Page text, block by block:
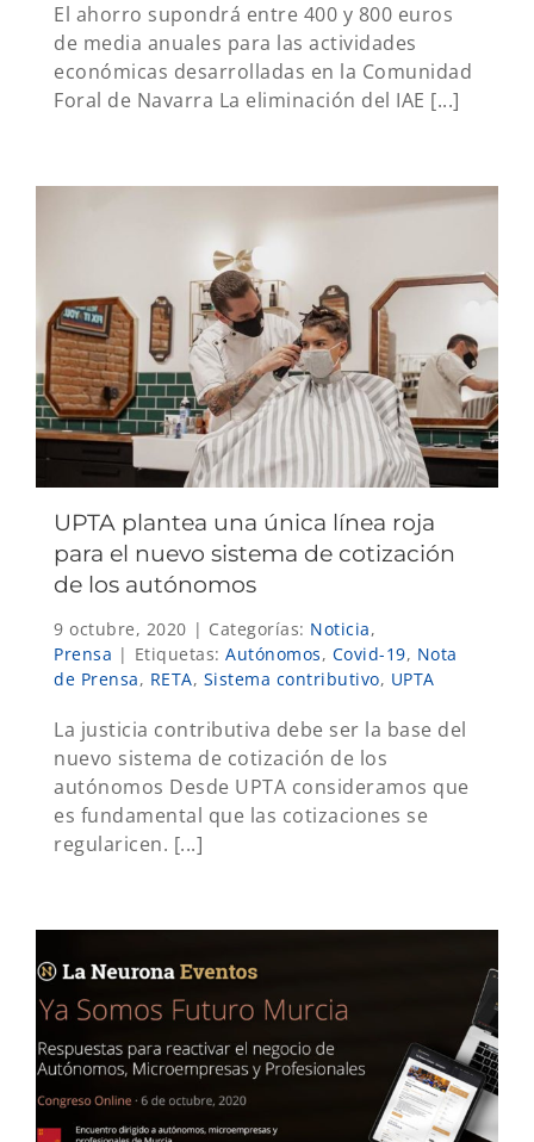
El ahorro supondrá entre 400 y 800 euros
de media anuales para las actividades
económicas desarrolladas en la Comunidad
Foral de Navarra La eliminación del IAE [...]
UPTA plantea una única línea roja
para el nuevo sistema de cotización
de los autónomos
9 octubre, 2020 | Categorías: Noticia,
Prensa | Etiquetas: Autónomos, Covid-19, Nota
de Prensa, RETA, Sistema contributivo, UPTA
La justicia contributiva debe ser la base del
nuevo sistema de cotización de los
autónomos Desde UPTA consideramos que
es fundamental que las cotizaciones se
regularicen. [...]